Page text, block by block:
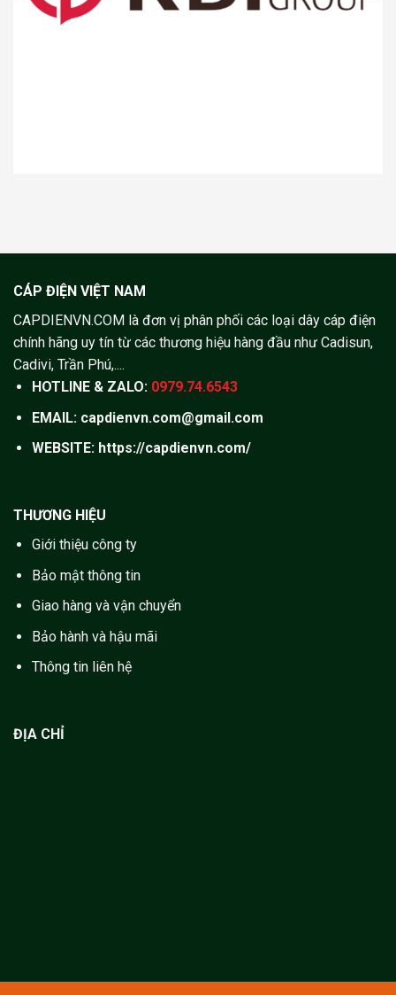
CÁP ĐIỆN VIỆT NAM
CAPDIENVN.COM là đơn vị phân phối các loại dây cáp điện
chính hãng uy tín từ các thương hiệu hàng đầu như Cadisun,
Cadivi, Trần Phú,....
HOTLINE & ZALO: 0979.74.6543
EMAIL: capdienvn.com@gmail.com
WEBSITE: https://capdienvn.com/
THƯƠNG HIỆU
Giới thiệu công ty
Bảo mật thông tin
Giao hàng và vận chuyển
Bảo hành và hậu mãi
Thông tin liên hệ
ĐỊA CHỈ